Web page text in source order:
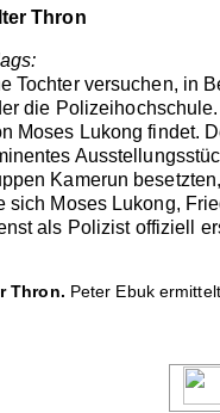
Thron
Tochter versuchen, in
die
Moses Lukong findet.
Kamerun
sich Moses Lukong,
als Polizist offiziell
Thron. Peter Ebuk